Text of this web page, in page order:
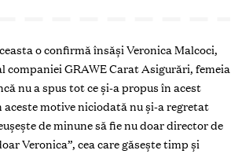
o confirmă însăși Veronica Malcoci,
companiei GRAWE Carat Asigurări, femeia
nu a spus tot ce și-a propus în acest
aceste motive niciodată nu și-a regretat
de minune să fie nu doar director de
Veronica”, cea care găsește timp și